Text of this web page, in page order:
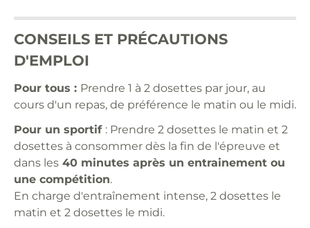
CONSEILS ET PRÉCAUTIONS
D'EMPLOI
Pour tous : Prendre 1 à 2 dosettes par jour, au
cours d'un repas, de préférence le matin ou le midi.
Pour un sportif : Prendre 2 dosettes le matin et 2
dosettes à consommer dès la fin de l'épreuve et
dans les 40 minutes après un entrainement ou
une compétition.
En charge d'entraînement intense, 2 dosettes le
matin et 2 dosettes le midi.